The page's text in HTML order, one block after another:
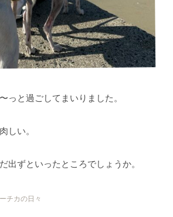
っと過ごしてまいりました。
しい。
出ずといったところでしょうか。
チカの日々